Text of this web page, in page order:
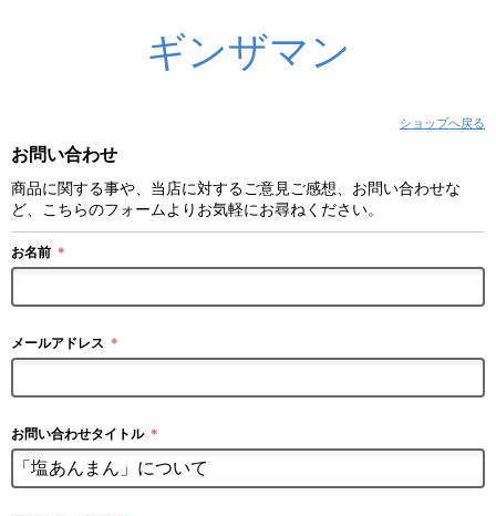
ギンザマン
ショップへ戻る
お問い合わせ
商品に関する事や、当店に対するご意見ご感想、お問い合わせな
ど、こちらのフォームよりお気軽にお尋ねください。
お名前 ＊
メールアドレス ＊
お問い合わせタイトル ＊